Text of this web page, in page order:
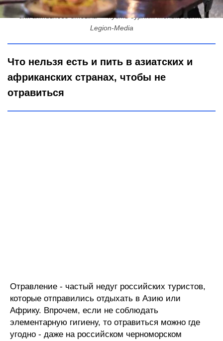
Как не отравиться в экзотической стране: простые правила
для активного отдыха — пусть бурлят только волны
Legion-Media
Что нельзя есть и пить в азиатских и
африканских странах, чтобы не
отравиться
Отравление - частый недуг российских туристов,
которые отправились отдыхать в Азию или
Африку. Впрочем, если не соблюдать
элементарную гигиену, то отравиться можно где
угодно - даже на российском черноморском